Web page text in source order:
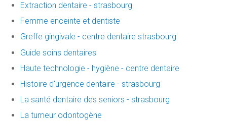
Extraction dentaire - strasbourg
Femme enceinte et dentiste
Greffe gingivale - centre dentaire strasbourg
Guide soins dentaires
Haute technologie - hygiène - centre dentaire
Histoire d'urgence dentaire - strasbourg
La santé dentaire des seniors - strasbourg
La tumeur odontogène